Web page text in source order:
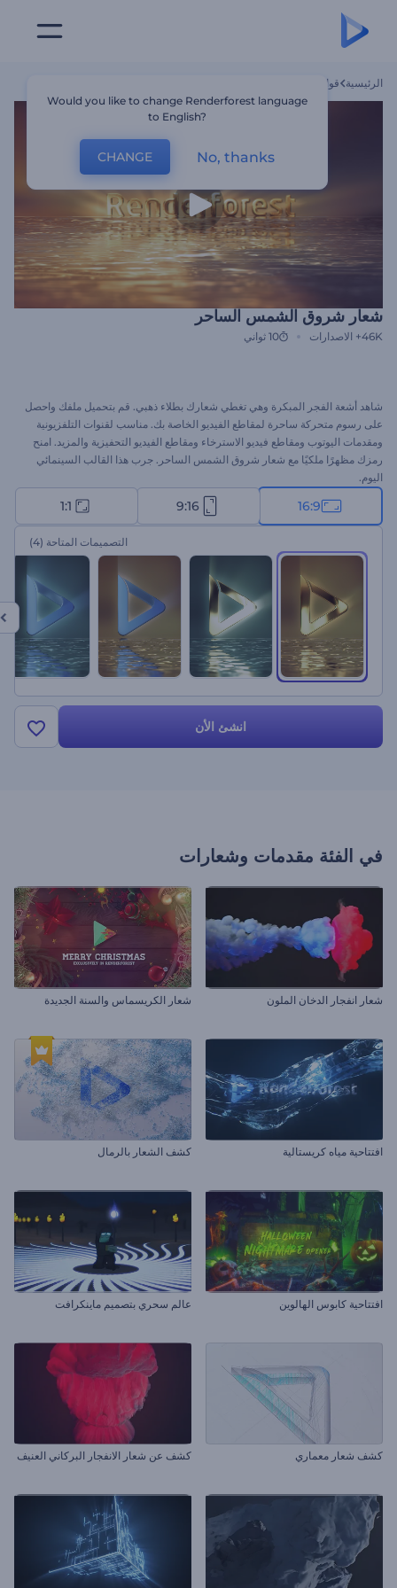
الرئيسية قوالب
شعار شروق الشمس الساحر
46K+ الاصدارات 10 ثواني
شاهد أشعة الفجر المبكرة وهي تغطي شعارك بطلاء ذهبي. قم بتحميل ملفك واحصل
على رسوم متحركة ساحرة لمقاطع الفيديو الخاصة بك. مناسب لقنوات التلفزيونية
ومقدمات اليوتوب ومقاطع فيديو الاسترخاء ومقاطع الفيديو التحفيزية والمزيد. امنح
رمزك مظهرًا ملكيًا مع شعار شروق الشمس الساحر. جرب هذا القالب السينمائي
اليوم.
16:9
9:16
1:1
التصميمات المتاحة (4)
انشئ الأن
في الفئة مقدمات وشعارات
شعار انفجار الدخان الملون شعار الكريسماس والسنة الجديدة
افتتاحية مياه كريستالية كشف الشعار بالرمال
افتتاحية كابوس الهالوين عالم سحري بتصميم ماينكرافت
كشف شعار معماري كشف عن شعار الانفجار البركاني العنيف
Would you like to change Renderforest language
to English?
CHANGE No, thanks